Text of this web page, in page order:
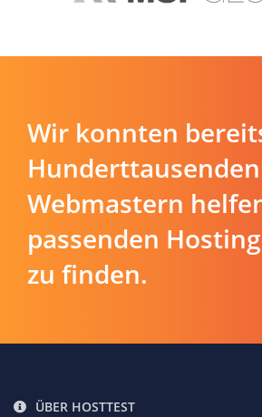
Wir konnten
Hunderttausenden
Webmastern
passenden
zu finden.
ÜBER HOSTTEST